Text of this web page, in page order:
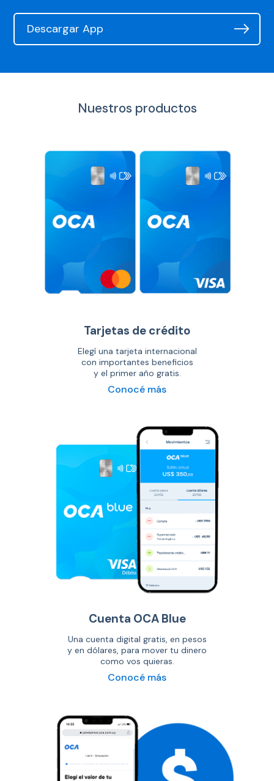
Descargar App
Nuestros productos
Tarjetas de crédito
Elegí una tarjeta internacional
con importantes beneficios
y el primer año gratis.
Conocé más
Cuenta OCA Blue
Una cuenta digital gratis, en pesos
y en dólares, para mover tu dinero
como vos quieras.
Conocé más